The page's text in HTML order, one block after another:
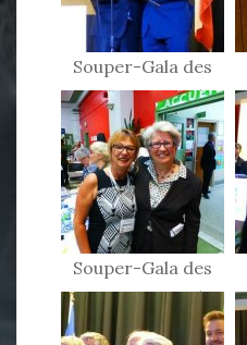
Souper-Gala des
Patriotes 2015
Souper-Gala des
Patriotes 2015